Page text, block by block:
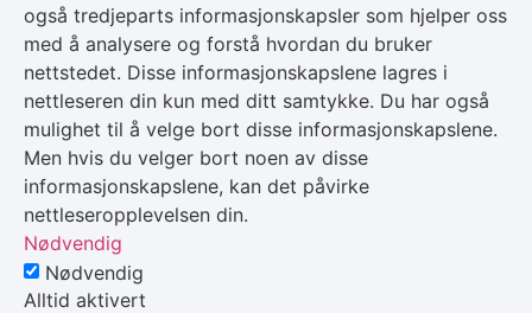
også tredjeparts informasjonskapsler som hjelper oss
med å analysere og forstå hvordan du bruker
nettstedet. Disse informasjonskapslene lagres i
nettleseren din kun med ditt samtykke. Du har også
mulighet til å velge bort disse informasjonskapslene.
Men hvis du velger bort noen av disse
informasjonskapslene, kan det påvirke
nettleseropplevelsen din.
Nødvendig
Nødvendig
Alltid aktivert